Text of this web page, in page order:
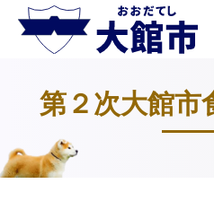
第２次大館市